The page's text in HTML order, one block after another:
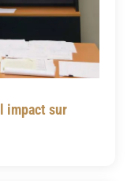
impact sur